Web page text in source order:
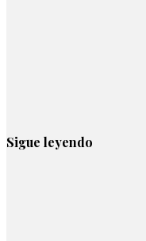
Sigue leyendo